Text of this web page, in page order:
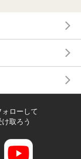
ローして
取ろう